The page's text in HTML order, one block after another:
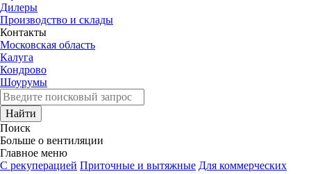
Дилеры
Производство и склады
Контакты
Московская область
Калуга
Кондрово
Шоурумы
Найти
Поиск
Больше о вентиляции
Главное меню
C рекуперацией Приточные и вытяжные Для коммерческих